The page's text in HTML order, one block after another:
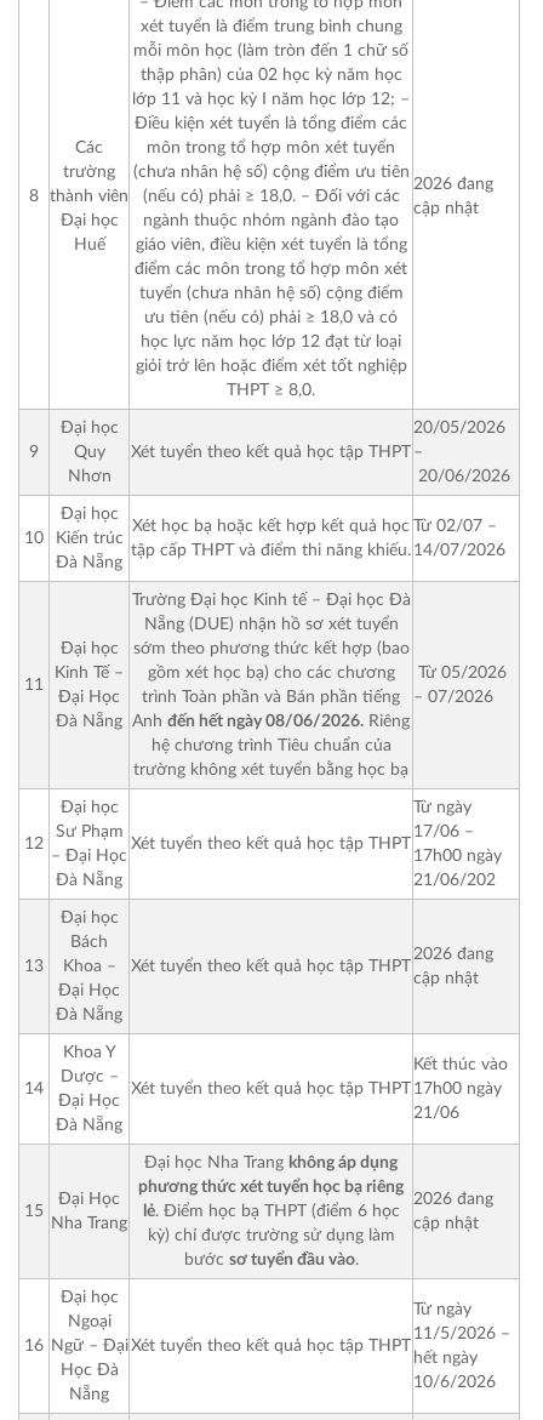
8
Các
trường
thành viên
Đại học
Huế
xét tuyển là điểm trung bình chung
mỗi môn học (làm tròn đến 1 chữ số
thập phân) của 02 học kỳ năm học
lớp 11 và học kỳ I năm học lớp 12; –
Điều kiện xét tuyển là tổng điểm các
môn trong tổ hợp môn xét tuyển
(chưa nhân hệ số) cộng điểm ưu tiên
(nếu có) phải ≥ 18,0. – Đối với các
ngành thuộc nhóm ngành đào tạo
giáo viên, điều kiện xét tuyển là tổng
điểm các môn trong tổ hợp môn xét
tuyển (chưa nhân hệ số) cộng điểm
ưu tiên (nếu có) phải ≥ 18,0 và có
học lực năm học lớp 12 đạt từ loại
giỏi trở lên hoặc điểm xét tốt nghiệp
THPT ≥ 8,0.
2026 đang
cập nhật
9
Đại học
Quy
Nhơn
Xét tuyển theo kết quả học tập THPT
20/05/2026
–
20/06/2026
10
Đại học
Kiến trúc
Đà Nẵng
Xét học bạ hoặc kết hợp kết quả học
tập cấp THPT và điểm thi năng khiếu.
Từ 02/07 –
14/07/2026
11
Đại học
Kinh Tế –
Đại Học
Đà Nẵng
Trường Đại học Kinh tế – Đại học Đà
Nẵng (DUE) nhận hồ sơ xét tuyển
sớm theo phương thức kết hợp (bao
gồm xét học bạ) cho các chương
trình Toàn phần và Bán phần tiếng
Anh đến hết ngày 08/06/2026. Riêng
hệ chương trình Tiêu chuẩn của
trường không xét tuyển bằng học bạ
Từ 05/2026
– 07/2026
12
Đại học
Sư Phạm
– Đại Học
Đà Nẵng
Xét tuyển theo kết quả học tập THPT
Từ ngày
17/06 –
17h00 ngày
21/06/202
13
Đại học
Bách
Khoa –
Đại Học
Đà Nẵng
Xét tuyển theo kết quả học tập THPT
2026 đang
cập nhật
14
Khoa Y
Dược –
Đại Học
Đà Nẵng
Xét tuyển theo kết quả học tập THPT
Kết thúc vào
17h00 ngày
21/06
15
Đại Học
Nha Trang
Đại học Nha Trang không áp dụng
phương thức xét tuyển học bạ riêng
lẻ. Điểm học bạ THPT (điểm 6 học
kỳ) chỉ được trường sử dụng làm
bước sơ tuyển đầu vào.
2026 đang
cập nhật
16
Đại học
Ngoại
Ngữ – Đại
Học Đà
Nẵng
Xét tuyển theo kết quả học tập THPT
Từ ngày
11/5/2026 –
hết ngày
10/6/2026